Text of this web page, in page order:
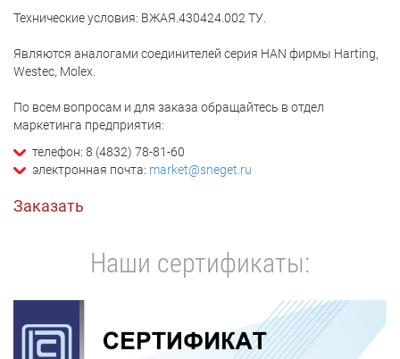
Технические условия: ВЖАЯ.430424.002 ТУ.
Являются аналогами соединителей серия HAN фирмы Harting,
Westec, Molex.
По всем вопросам и для заказа обращайтесь в отдел
маркетинга предприятия:
телефон: 8 (4832) 78-81-60
электронная почта: market@sneget.ru
Заказать
Наши сертификаты: